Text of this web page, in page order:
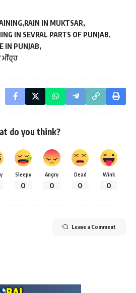
RAIN IN MUKTSAR
IN SEVRAL PARTS OF PUNJAB
IN PUNJAB
ਮੀਂਹ੍ਹ
do you think?
Sleepy
0
Angry
0
Dead
0
Wink
0
Leave a Comment